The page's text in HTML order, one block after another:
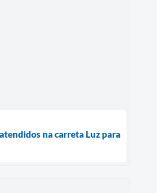
na carreta Luz para